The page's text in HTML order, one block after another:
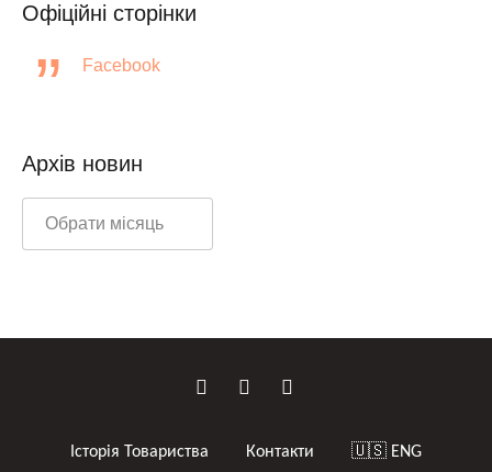
Офіційні сторінки
Facebook
Архів новин
Історія Товариства Контакти 🇺🇸 ENG